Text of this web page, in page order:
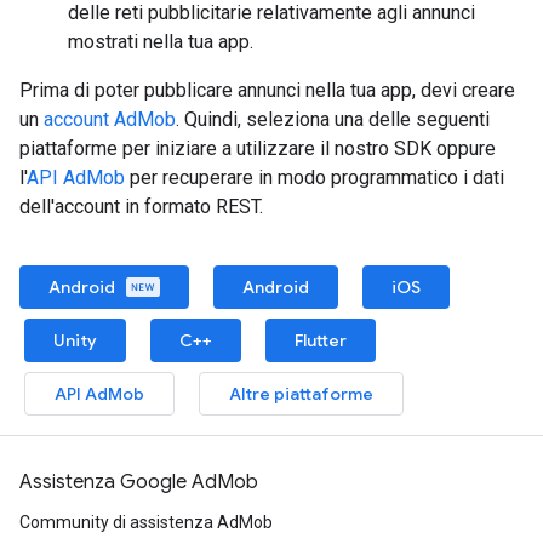
delle reti pubblicitarie relativamente agli annunci
mostrati nella tua app.
Prima di poter pubblicare annunci nella tua app, devi creare
un account AdMob. Quindi, seleziona una delle seguenti
piattaforme per iniziare a utilizzare il nostro SDK oppure
l'API AdMob per recuperare in modo programmatico i dati
dell'account in formato REST.
Android Android iOS
Unity C++ Flutter
API AdMob Altre piattaforme
Assistenza Google AdMob
Community di assistenza AdMob